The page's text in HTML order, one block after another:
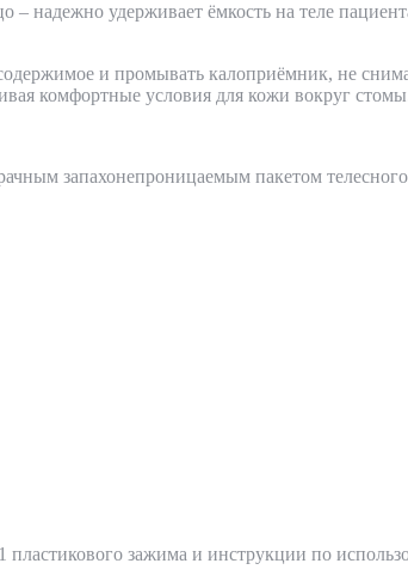
надежно удерживает ёмкость на теле
и промывать калоприёмник, не
комфортные условия для кожи вокруг
запахонепроницаемым пакетом
зажима и инструкции по